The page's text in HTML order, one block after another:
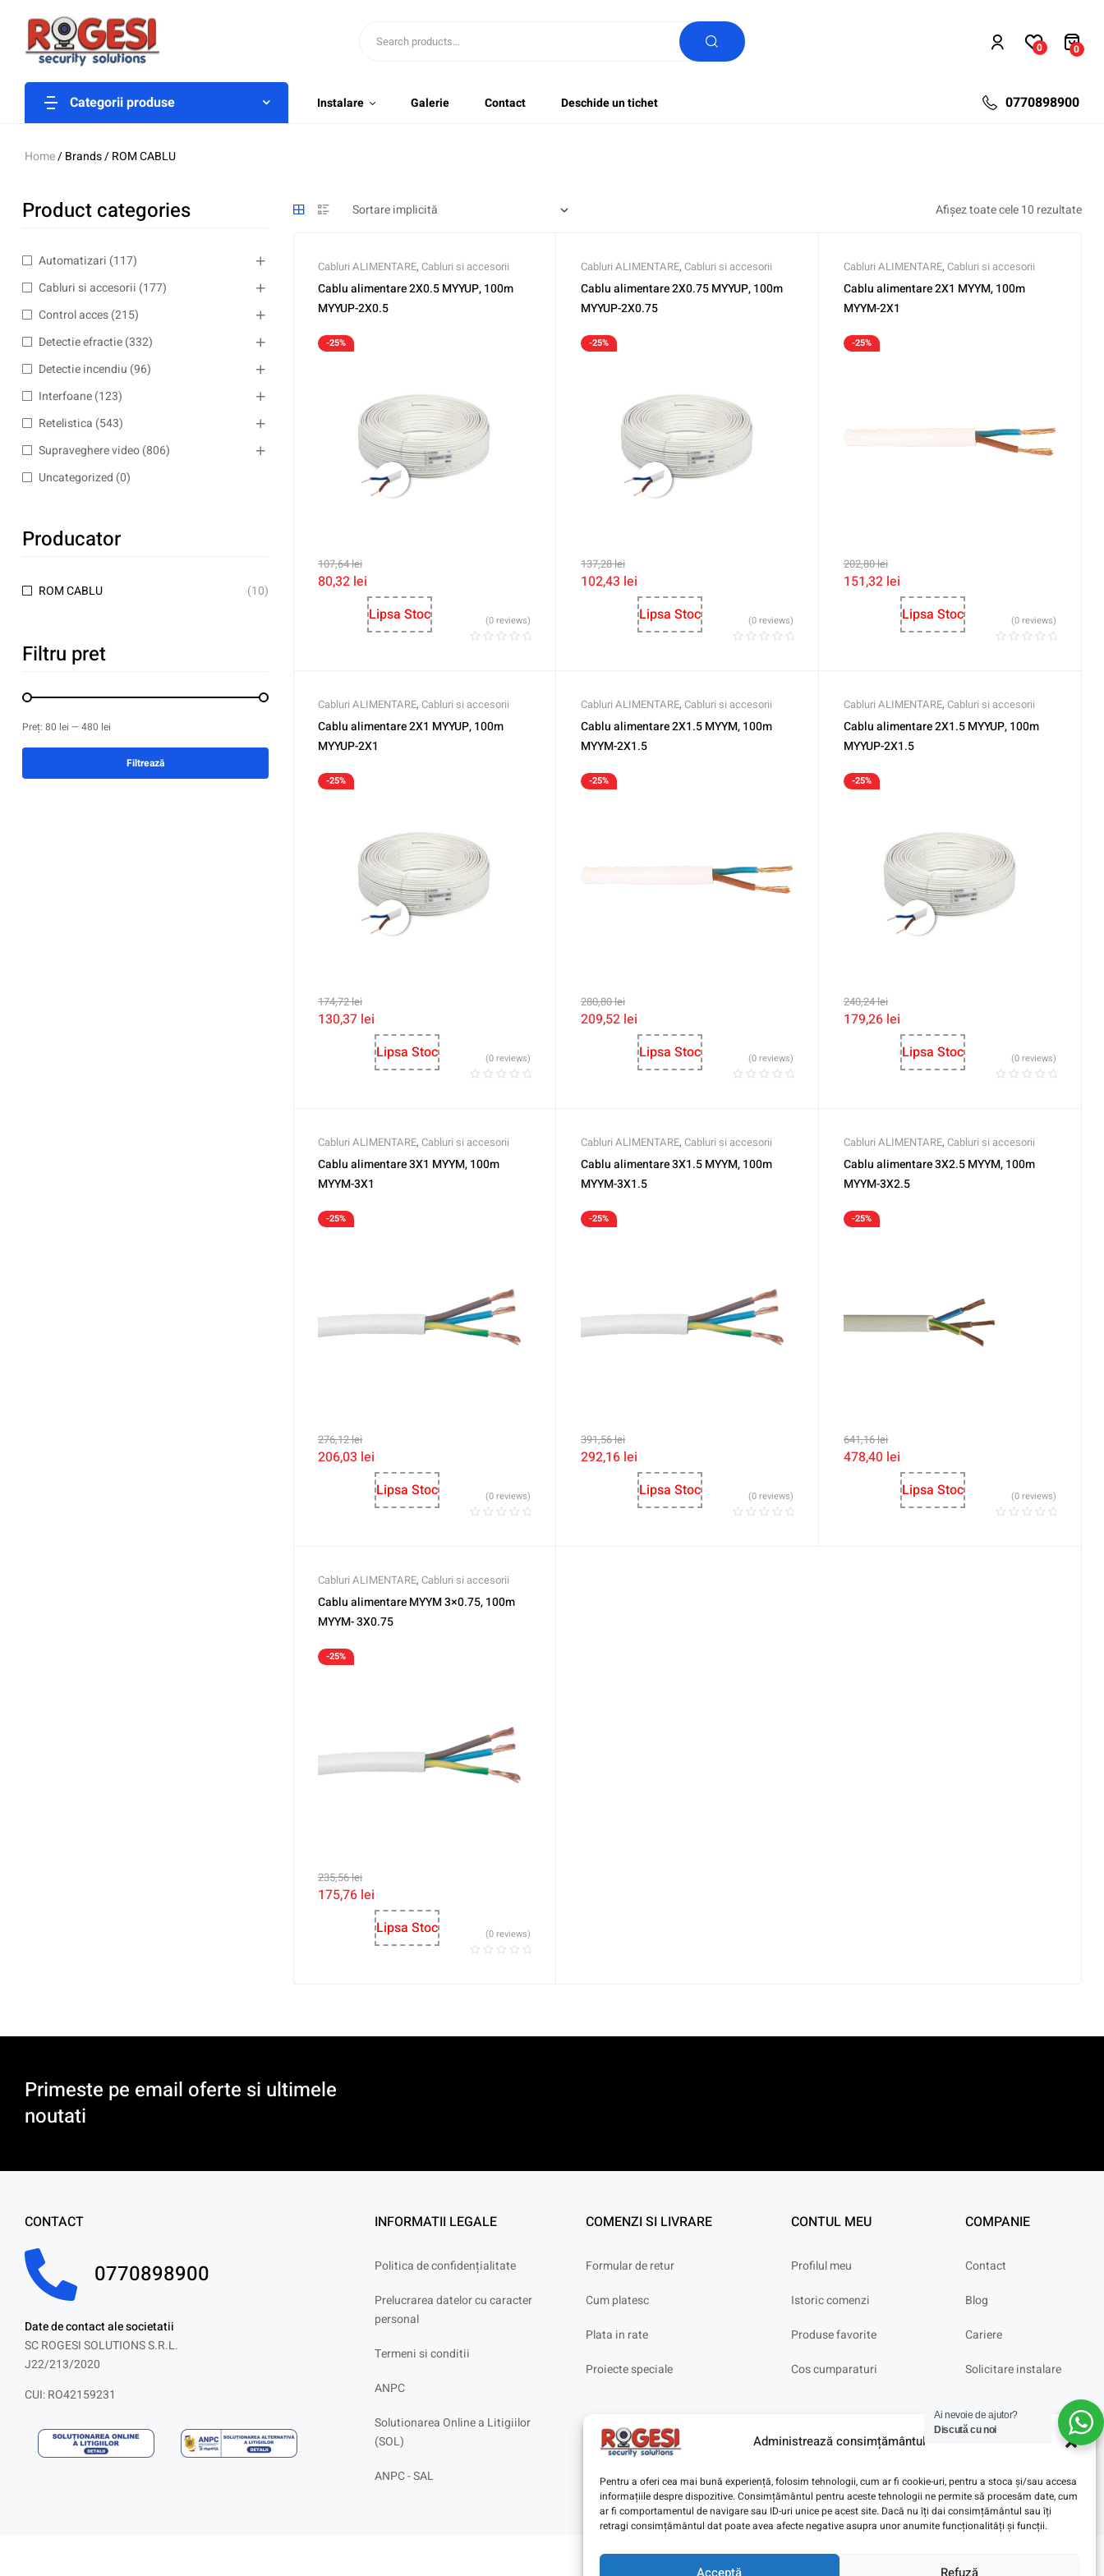
Administrează consimțământul
Pentru a oferi cea mai bună experiență, folosim tehnologii, cum ar fi cookie-uri, pentru a stoca și/sau accesa
informațiile despre dispozitive. Consimțământul pentru aceste tehnologii ne permite să procesăm date, cum
ar fi comportamentul de navigare sau ID-uri unice pe acest site. Dacă nu îți dai consimțământul sau îți
retragi consimțământul dat poate avea afecte negative asupra unor anumite funcționalități și funcții.
Acceptă Refuză
0 0
Categorii produse Instalare Galerie Contact Deschide un tichet 0770898900
Home/ Brands / ROM CABLU
Afișez toate cele 10 rezultate
Cabluri ALIMENTARE, Cabluri si accesorii
Cablu alimentare 2X0.5 MYYUP, 100m
MYYUP-2X0.5
-25%
107,64lei
80,32 lei
Lipsa Stoc
(0 reviews)
Cabluri ALIMENTARE, Cabluri si accesorii
Cablu alimentare 2X0.75 MYYUP, 100m
MYYUP-2X0.75
-25%
137,28lei
102,43 lei
Lipsa Stoc
(0 reviews)
Cabluri ALIMENTARE, Cabluri si accesorii
Cablu alimentare 2X1 MYYM, 100m
MYYM-2X1
-25%
202,80lei
151,32 lei
Lipsa Stoc
(0 reviews)
Cabluri ALIMENTARE, Cabluri si accesorii
Cablu alimentare 2X1 MYYUP, 100m
MYYUP-2X1
-25%
174,72lei
130,37 lei
Lipsa Stoc
(0 reviews)
Cabluri ALIMENTARE, Cabluri si accesorii
Cablu alimentare 2X1.5 MYYM, 100m
MYYM-2X1.5
-25%
280,80lei
209,52 lei
Lipsa Stoc
(0 reviews)
Cabluri ALIMENTARE, Cabluri si accesorii
Cablu alimentare 2X1.5 MYYUP, 100m
MYYUP-2X1.5
-25%
240,24lei
179,26 lei
Lipsa Stoc
(0 reviews)
Cabluri ALIMENTARE, Cabluri si accesorii
Cablu alimentare 3X1 MYYM, 100m
MYYM-3X1
-25%
276,12lei
206,03 lei
Lipsa Stoc
(0 reviews)
Cabluri ALIMENTARE, Cabluri si accesorii
Cablu alimentare 3X1.5 MYYM, 100m
MYYM-3X1.5
-25%
391,56lei
292,16 lei
Lipsa Stoc
(0 reviews)
Cabluri ALIMENTARE, Cabluri si accesorii
Cablu alimentare 3X2.5 MYYM, 100m
MYYM-3X2.5
-25%
641,16lei
478,40 lei
Lipsa Stoc
(0 reviews)
Cabluri ALIMENTARE, Cabluri si accesorii
Cablu alimentare MYYM 3×0.75, 100m
MYYM- 3X0.75
-25%
235,56lei
175,76 lei
Lipsa Stoc
(0 reviews)
Product categories
Automatizari (117)
Cabluri si accesorii (177)
Control acces(215)
Detectie efractie(332)
Detectie incendiu (96)
Interfoane(123)
Retelistica (543)
Supraveghere video(806)
Uncategorized (0)
Producator
ROM CABLU (10)
Filtru pret
Filtrează
Preț: 80 lei —480 lei
Primeste pe email oferte si ultimele
noutati
CONTACT
0770898900
Date de contact ale societatii
SC ROGESI SOLUTIONS S.R.L.
J22/213/2020
CUI: RO42159231
INFORMATII LEGALE
Politica de confidențialitate
Prelucrarea datelor cu caracter
personal
Termeni si conditii
ANPC
Solutionarea Online a Litigiilor
(SOL)
ANPC - SAL
COMENZI SI LIVRARE
Formular de retur
Cum platesc
Plata in rate
Proiecte speciale
CONTUL MEU
Profilul meu
Istoric comenzi
Produse favorite
Cos cumparaturi
COMPANIE
Contact
Blog
Cariere
Solicitare instalare
Ai nevoie de ajutor?
Discută cu noi